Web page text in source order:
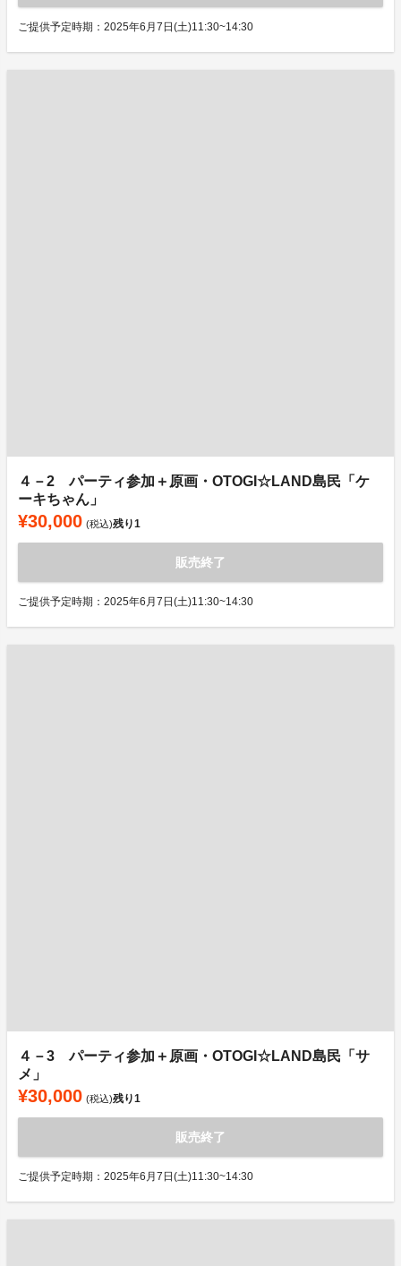
ご提供予定時期：2025年6月7日(土)11:30~14:30
４－2 パーティ参加＋原画・OTOGI☆LAND島民「ケ
ーキちゃん」
¥30,000 (税込)残り1
販売終了
ご提供予定時期：2025年6月7日(土)11:30~14:30
４－3 パーティ参加＋原画・OTOGI☆LAND島民「サ
メ」
¥30,000 (税込)残り1
販売終了
ご提供予定時期：2025年6月7日(土)11:30~14:30